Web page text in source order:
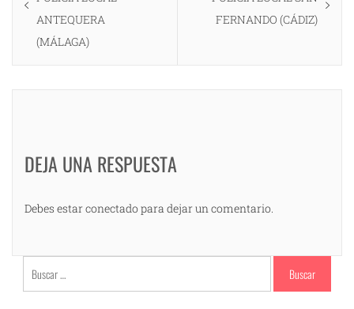
entradas
ANTEQUERA
(MÁLAGA)
FERNANDO (CÁDIZ)
DEJA UNA RESPUESTA
Debes estar conectado para dejar un comentario.
Buscar: